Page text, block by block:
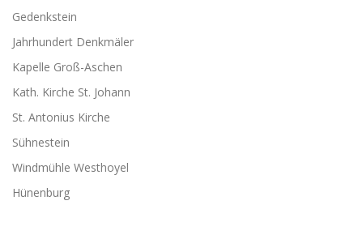
Gedenkstein
Jahrhundert Denkmäler
Kapelle Groß-Aschen
Kath. Kirche St. Johann
St. Antonius Kirche
Sühnestein
Windmühle Westhoyel
Hünenburg